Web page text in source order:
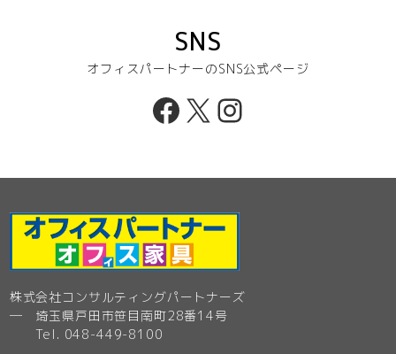
SNS
オフィスパートナーのSNS公式ページ
Facebook
X Instagram
株式会社コンサルティングパートナーズ
─ 埼玉県戸田市笹目南町28番14号
Tel. 048-449-8100